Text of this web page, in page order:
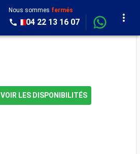
Nous sommes fermés
04 22 13 16 07
VOIR LES DISPONIBILITÉS